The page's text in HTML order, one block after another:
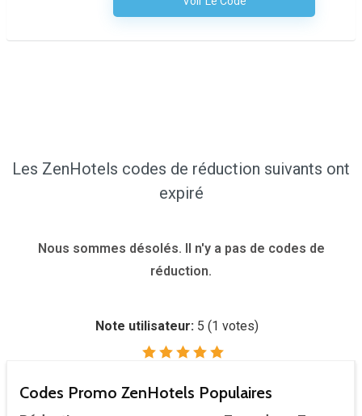
Les ZenHotels codes de réduction suivants ont
expiré
Nous sommes désolés. Il n'y a pas de codes de
réduction.
Note utilisateur: 5 (1 votes)
Codes Promo ZenHotels Populaires